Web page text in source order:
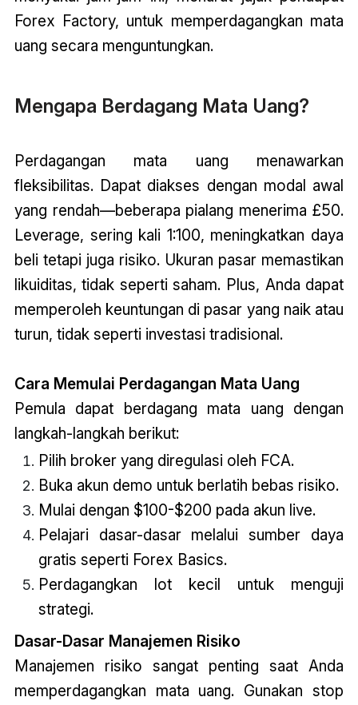
Forex Factory, untuk memperdagangkan mata
uang secara menguntungkan.
Mengapa Berdagang Mata Uang?
Perdagangan mata uang menawarkan
fleksibilitas. Dapat diakses dengan modal awal
yang rendah—beberapa pialang menerima £50.
Leverage, sering kali 1:100, meningkatkan daya
beli tetapi juga risiko. Ukuran pasar memastikan
likuiditas, tidak seperti saham. Plus, Anda dapat
memperoleh keuntungan di pasar yang naik atau
turun, tidak seperti investasi tradisional.
Cara Memulai Perdagangan Mata Uang
Pemula dapat berdagang mata uang dengan
langkah-langkah berikut:
Pilih broker yang diregulasi oleh FCA.
Buka akun demo untuk berlatih bebas risiko.
Mulai dengan $100-$200 pada akun live.
Pelajari dasar-dasar melalui sumber daya
gratis seperti Forex Basics.
Perdagangkan lot kecil untuk menguji
strategi.
Dasar-Dasar Manajemen Risiko
Manajemen risiko sangat penting saat Anda
memperdagangkan mata uang. Gunakan stop